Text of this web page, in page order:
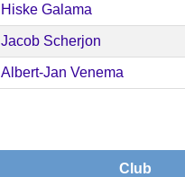
Hiske Galama
Jacob Scherjon
Albert-Jan Venema
Club